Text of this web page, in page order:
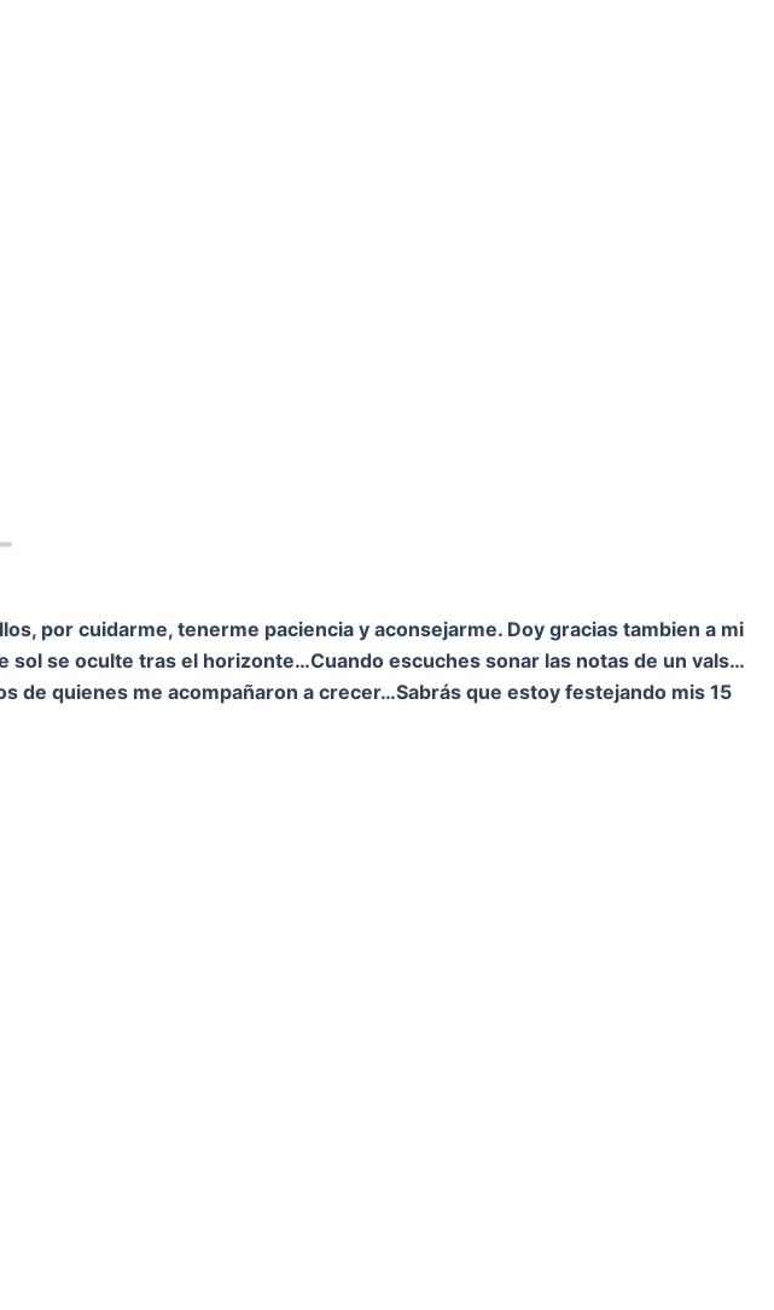
por cuidarme, tenerme paciencia y aconsejarme. Doy gracias tambien a mi
sol se oculte tras el horizonte…Cuando escuches sonar las notas de un vals…
de quienes me acompañaron a crecer…Sabrás que estoy festejando mis 15